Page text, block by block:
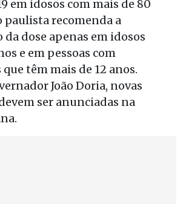
em idosos com mais de 80
paulista recomenda a
dose apenas em idosos
e em pessoas com
têm mais de 12 anos.
João Doria, novas
ser anunciadas na